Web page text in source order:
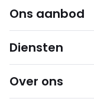
Ons aanbod
Diensten
Over ons